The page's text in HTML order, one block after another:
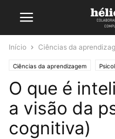
Início Ciências da
Ciências da aprendizagem
O que é
a visão da
cognitiva)